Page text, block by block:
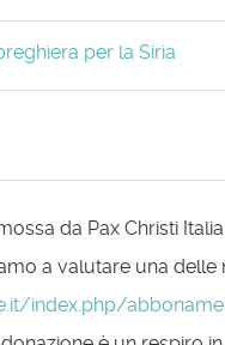
per la Siria
da Pax Christi
a valutare una delle
index.php/